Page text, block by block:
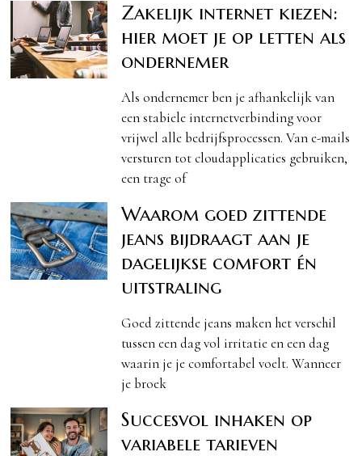
Zakelijk internet kiezen:
hier moet je op letten als
ondernemer
Als ondernemer ben je afhankelijk van
een stabiele internetverbinding voor
vrijwel alle bedrijfsprocessen. Van e-mails
versturen tot cloudapplicaties gebruiken,
een trage of
Waarom goed zittende
jeans bijdraagt aan je
dagelijkse comfort én
uitstraling
Goed zittende jeans maken het verschil
tussen een dag vol irritatie en een dag
waarin je je comfortabel voelt. Wanneer
je broek
Succesvol inhaken op
variabele tarieven